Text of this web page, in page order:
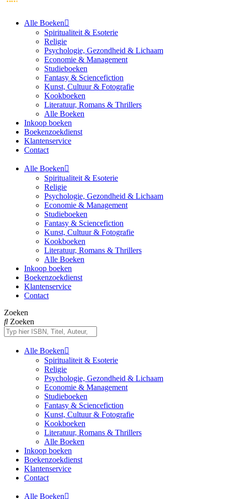
Alle Boeken
Spiritualiteit & Esoterie
Religie
Psychologie, Gezondheid & Lichaam
Economie & Management
Studieboeken
Fantasy & Sciencefiction
Kunst, Cultuur & Fotografie
Kookboeken
Literatuur, Romans & Thrillers
Alle Boeken
Inkoop boeken
Boekenzoekdienst
Klantenservice
Contact
Alle Boeken
Spiritualiteit & Esoterie
Religie
Psychologie, Gezondheid & Lichaam
Economie & Management
Studieboeken
Fantasy & Sciencefiction
Kunst, Cultuur & Fotografie
Kookboeken
Literatuur, Romans & Thrillers
Alle Boeken
Inkoop boeken
Boekenzoekdienst
Klantenservice
Contact
Zoeken
Zoeken
Alle Boeken
Spiritualiteit & Esoterie
Religie
Psychologie, Gezondheid & Lichaam
Economie & Management
Studieboeken
Fantasy & Sciencefiction
Kunst, Cultuur & Fotografie
Kookboeken
Literatuur, Romans & Thrillers
Alle Boeken
Inkoop boeken
Boekenzoekdienst
Klantenservice
Contact
Alle Boeken